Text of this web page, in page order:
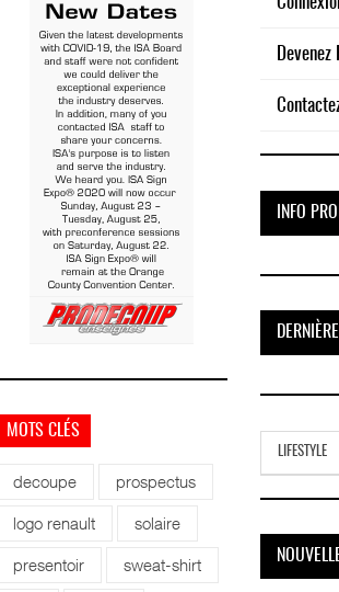
MOTS CLÉS
decoupe prospectus
logo renault solaire
presentoir sweat-shirt
INFO
LIFESTYLE